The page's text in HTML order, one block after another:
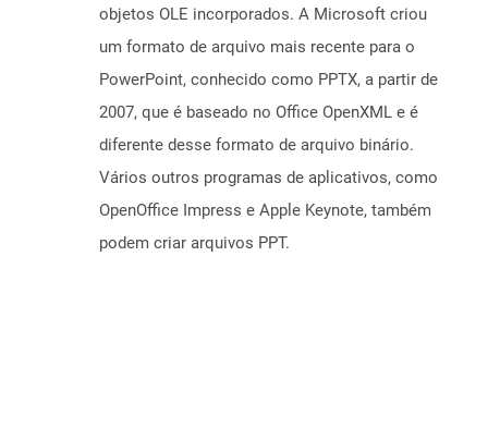
objetos OLE incorporados. A Microsoft criou
um formato de arquivo mais recente para o
PowerPoint, conhecido como PPTX, a partir de
2007, que é baseado no Office OpenXML e é
diferente desse formato de arquivo binário.
Vários outros programas de aplicativos, como
OpenOffice Impress e Apple Keynote, também
podem criar arquivos PPT.